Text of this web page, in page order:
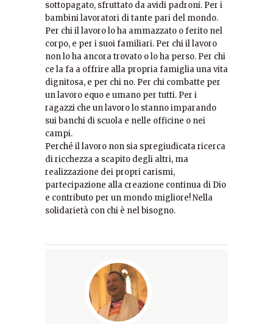
sottopagato, sfruttato da avidi padroni. Per i
bambini lavoratori di tante pari del mondo.
Per chi il lavoro lo ha ammazzato o ferito nel
corpo, e per i suoi familiari. Per chi il lavoro
non lo ha ancora trovato o lo ha perso. Per chi
ce la fa a offrire alla propria famiglia una vita
dignitosa, e per chi no. Per chi combatte per
un lavoro equo e umano per tutti. Per i
ragazzi che un lavoro lo stanno imparando
sui banchi di scuola e nelle officine o nei
campi.
Perché il lavoro non sia spregiudicata ricerca
di ricchezza a scapito degli altri, ma
realizzazione dei propri carismi,
partecipazione alla creazione continua di Dio
e contributo per un mondo migliore! Nella
solidarietà con chi è nel bisogno.